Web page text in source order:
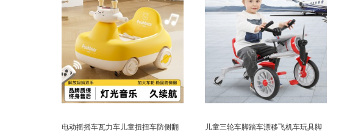
电动摇摇车瓦力车儿童扭扭车防侧翻
儿童三轮车脚踏车漂移飞机车玩具脚